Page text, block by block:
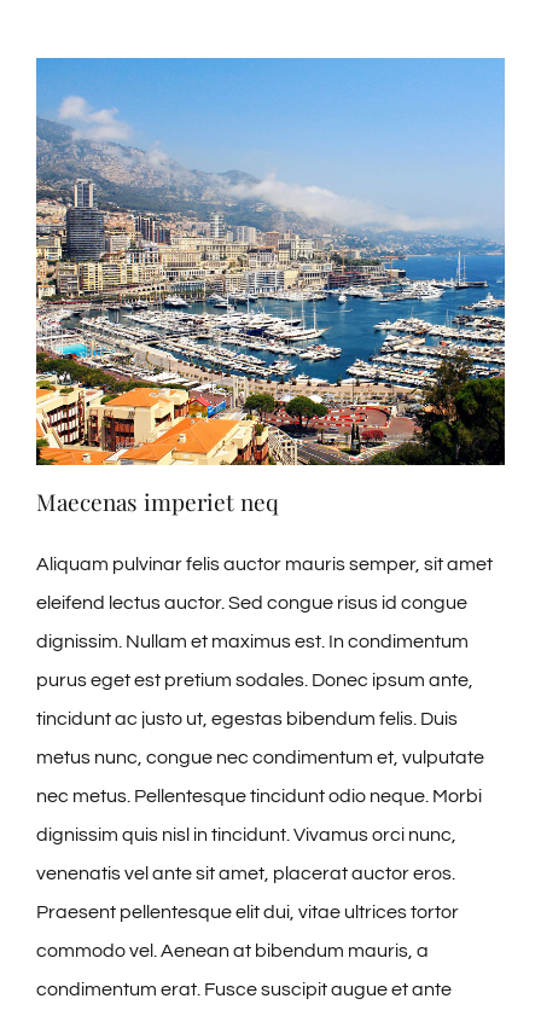
Maecenas imperiet neq
Aliquam pulvinar felis auctor mauris semper, sit amet
eleifend lectus auctor. Sed congue risus id congue
dignissim. Nullam et maximus est. In condimentum
purus eget est pretium sodales. Donec ipsum ante,
tincidunt ac justo ut, egestas bibendum felis. Duis
metus nunc, congue nec condimentum et, vulputate
nec metus. Pellentesque tincidunt odio neque. Morbi
dignissim quis nisl in tincidunt. Vivamus orci nunc,
venenatis vel ante sit amet, placerat auctor eros.
Praesent pellentesque elit dui, vitae ultrices tortor
commodo vel. Aenean at bibendum mauris, a
condimentum erat. Fusce suscipit augue et ante